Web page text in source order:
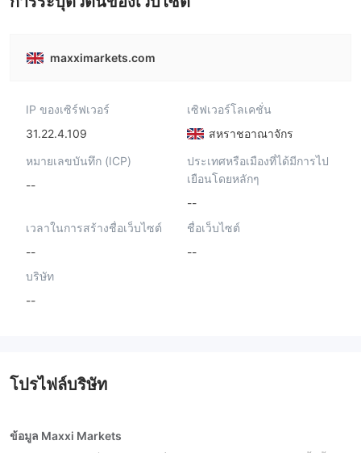
maxximarkets.com
IP ของเซิร์ฟเวอร์
31.22.4.109
เซิฟเวอร์โลเคชั่น
สหราชอาณาจักร
หมายเลขบันทึก (ICP)
--
ประเทศหรือเมืองที่ได้มีการไป
เยือนโดยหลักๆ
--
เวลาในการสร้างชื่อเว็บไซต์
--
ชื่อเว็บไซต์
--
บริษัท
--
โปรไฟล์บริษัท
ข้อมูล Maxxi Markets